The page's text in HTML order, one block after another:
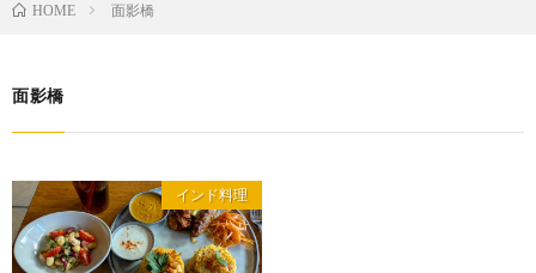
HOME 面影橋
面影橋
インド料理